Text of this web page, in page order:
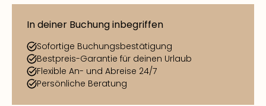
In deiner Buchung inbegriffen
Sofortige Buchungsbestätigung
Bestpreis-Garantie für deinen Urlaub
Flexible An- und Abreise 24/7
Persönliche Beratung